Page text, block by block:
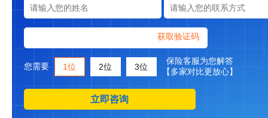
获取验证码
您需要 1位 2位 3位
保险客服为您解答
【多家对比更放心】
立即咨询